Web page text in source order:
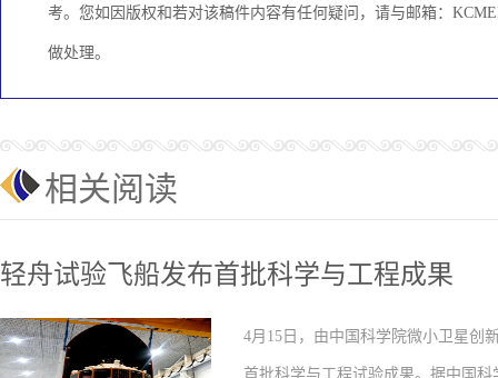
考。您如因版权和若对该稿件内容有任何疑问，请与邮箱：
做处理。
相关阅读
轻舟试验飞船发布首批科学与工程成果
4月15日，由中国科学院微小卫星创
首批科学与工程试验成果。据中国